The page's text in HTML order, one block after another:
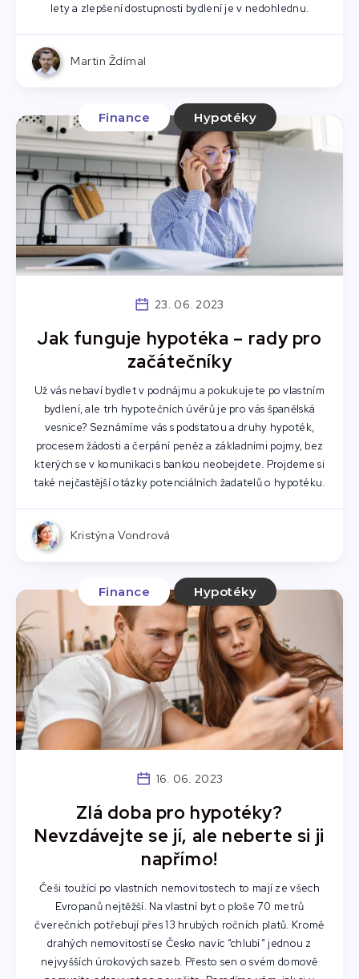
lety a zlepšení dostupnosti bydlení je v nedohlednu.
Martin Ždímal
Finance Hypotéky
23. 06. 2023
Jak funguje hypotéka –⁠ rady pro
začátečníky
Už vás nebaví bydlet v podnájmu a pokukujete po vlastním
bydlení, ale trh hypotečních úvěrů je pro vás španělská
vesnice? Seznámíme vás s podstatou a druhy hypoték,
procesem žádosti a čerpání peněz a základními pojmy, bez
kterých se v komunikaci s bankou neobejdete. Projdeme si
také nejčastější otázky potenciálních žadatelů o hypotéku.
Kristýna Vondrová
Finance Hypotéky
16. 06. 2023
Zlá doba pro hypotéky?
Nevzdávejte se jí, ale neberte si ji
napřímo!
Češi toužící po vlastních nemovitostech to mají ze všech
Evropanů nejtěžší. Na vlastní byt o ploše 70 metrů
čverečních potřebují přes 13 hrubých ročních platů. Kromě
drahých nemovitostí se Česko navíc “chlubí” jednou z
nejvyšších úrokových sazeb. Přesto sen o svém domově